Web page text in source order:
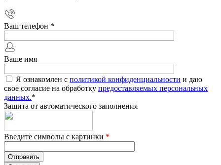
Ваш телефон *
Ваше имя
Я ознакомлен с политикой конфиденциальности и даю
свое согласие на обработку предоставляемых персональных
данных.*
Защита от автоматического заполнения
Введите символы с картинки *